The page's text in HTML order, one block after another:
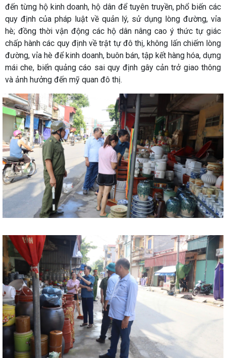
đến từng hộ kinh doanh, hộ dân để tuyên truyền, phổ biến các
quy định của pháp luật về quản lý, sử dụng lòng đường, vỉa
hè; đồng thời vận động các hộ dân nâng cao ý thức tự giác
chấp hành các quy định về trật tự đô thị, không lấn chiếm lòng
đường, vỉa hè để kinh doanh, buôn bán, tập kết hàng hóa, dựng
mái che, biển quảng cáo sai quy định gây cản trở giao thông
và ảnh hưởng đến mỹ quan đô thị.